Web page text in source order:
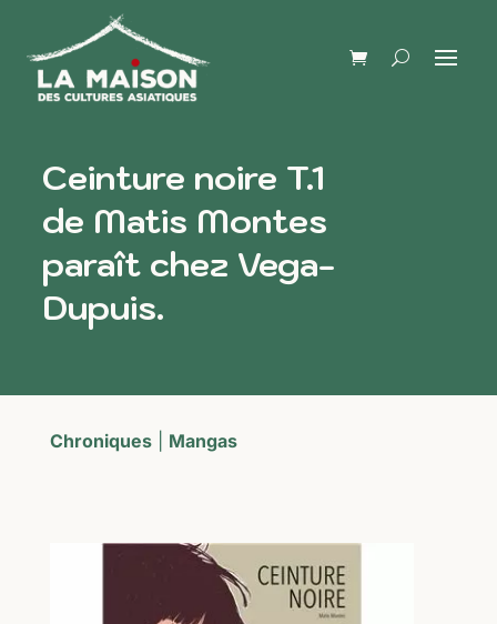
Ceinture noire T.1
de Matis Montes
paraît chez Vega-
Dupuis.
Chroniques| Mangas